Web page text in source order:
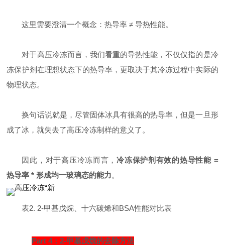
这里需要澄清一个概念：热导率 ≠ 导热性能。
对于高压冷冻而言，我们看重的导热性能，不仅仅指的是冷
冻保护剂在理想状态下的热导率，更取决于其冷冻过程中实际的
物理状态。
换句话说就是，尽管固体冰具有很高的热导率，但是一旦形
成了冰，就失去了高压冷冻制样的意义了。
因此，对于高压冷冻而言，冷冻保护剂有效的热导性能 =
热导率 * 形成均一玻璃态的能力。
表2. 2-甲基戊烷、十六碳烯和BSA性能对比表
Part 4：2-甲基戊烷的去除方法